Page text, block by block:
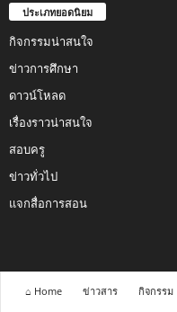
ประเภทยอดนิยม
กิจกรรมน่าสนใจ
ข่าวการศึกษา
ดาวน์โหลด
เรื่องราวน่าสนใจ
สอบครู
ข่าวทั่วไป
แจกสื่อการสอน
⌂ Home ข่าวสาร กิจกรรม